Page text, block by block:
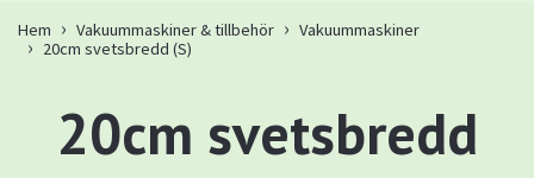
Hem Vakuummaskiner & tillbehör
Vakuummaskiner
20cm svetsbredd (S)
20cm svetsbredd